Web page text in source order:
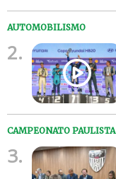
AUTOMOBILISMO
2.
CAMPEONATO PAULISTA
3.